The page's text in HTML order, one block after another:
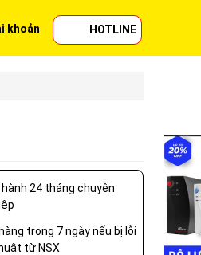
khoản HOTLINE
hành 24 tháng chuyên
trong 7 ngày nếu bị lỗi
từ NSX